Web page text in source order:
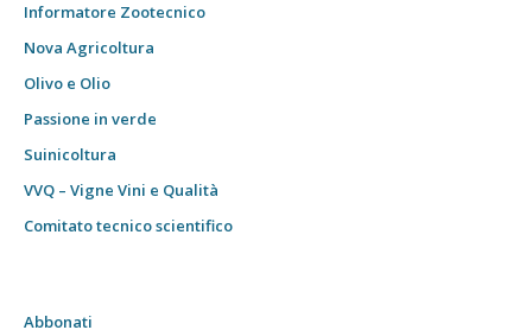
Informatore Zootecnico
Nova Agricoltura
Olivo e Olio
Passione in verde
Suinicoltura
VVQ – Vigne Vini e Qualità
Comitato tecnico scientifico
Abbonati